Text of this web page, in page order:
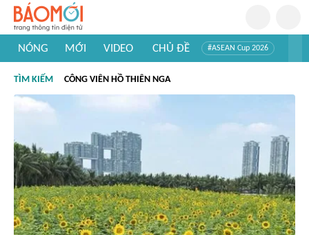
NÓNG MỚI VIDEO CHỦ ĐỀ #ASEAN Cup 2026
#Khám phá thế giới
TÌM KIẾM CÔNG VIÊN HỒ THIÊN NGA